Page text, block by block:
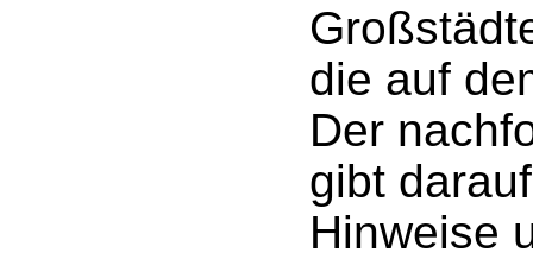
die auf
Der
gibt
Hinweise